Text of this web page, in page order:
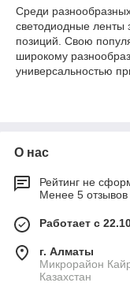
Среди
светодиодные
позиций. Свою
широкому
универсальностью
абсолютно любой
светодиодных лент,
размер или цвет. В
купить в
Светодиодные
применении. С их
О нас
Рейтинг не
Менее 5 отзывов
Работает с
г. Алматы
Микрорайон
Казахстан